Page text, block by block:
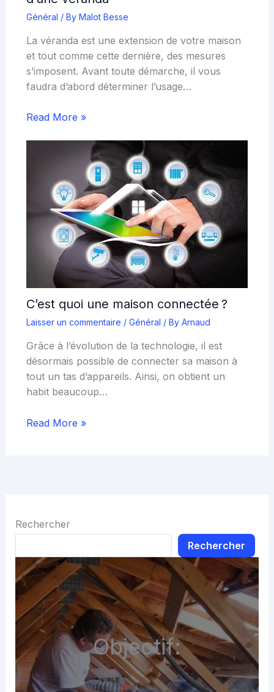
Général / By Malot Besse
La véranda est une extension de votre maison
et tout comme cette dernière, des mesures
s’imposent. Avant toute démarche, il vous
faudra d’abord déterminer l’usage…
Read More »
C’est quoi une maison connectée ?
Laisser un commentaire / Général / By Arnaud
Grâce à l’évolution de la technologie, il est
désormais possible de connecter sa maison à
tout un tas d’appareils. Ainsi, on obtient un
habit beaucoup…
Read More »
Rechercher
Rechercher
Objectif: